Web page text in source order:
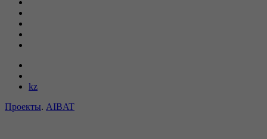
kz
Проекты. AIBAT